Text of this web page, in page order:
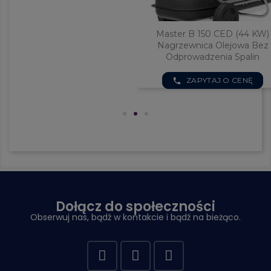
Master B 360 (111 KW)
Olejowa Bez Odprowadzenia
Dołącz do społeczności
Obserwuj nas, bądź w kontakcie i bądź na bieżąco.